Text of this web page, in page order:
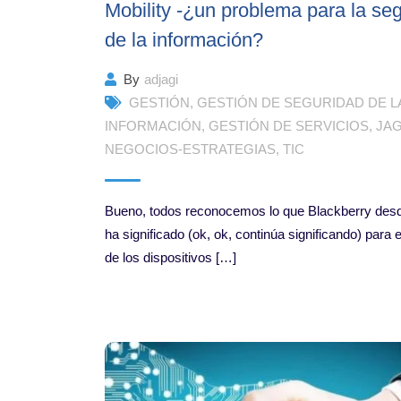
Mobility -¿un problema para la
de la información?
By adjagi
GESTIÓN, GESTIÓN DE SEGURIDAD DE
INFORMACIÓN, GESTIÓN DE SERVICIOS,
NEGOCIOS-ESTRATEGIAS, TIC
Bueno, todos reconocemos lo que Blackberry
ha significado (ok, ok, continúa significando) para
de los dispositivos […]